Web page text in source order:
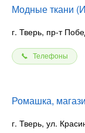
Модные ткани
г. Тверь, пр-т
Телефоны
Ромашка,
г. Тверь, ул.